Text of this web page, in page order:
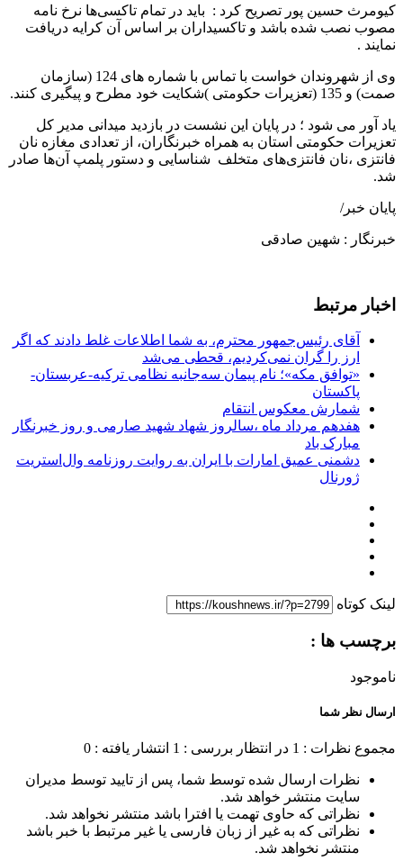
کیومرث حسین پور تصریح کرد : باید در تمام تاکسی‌ها نرخ نامه
مصوب نصب شده باشد و تاکسیداران بر اساس آن کرایه دریافت
نمایند .
وی از شهروندان خواست با تماس با شماره های 124 (سازمان
صمت) و 135 (تعزیرات حکومتی )شکایت خود مطرح و پیگیری کنند.
یاد آور می شود ؛ در پایان این نشست در بازدید میدانی مدیر کل
تعزیرات حکومتی استان به همراه خبرنگاران، از تعدادی مغازه نان
فانتزی ،نان فانتزی‌های متخلف شناسایی و دستور پلمپ آن‌ها صادر
شد.
پایان خبر/
خبرنگار : شهین صادقی
اخبار مرتبط
آقای رئیس‌جمهور محترم، به شما اطلاعات غلط دادند که اگر
ارز را گران نمی‌کردیم، قحطی می‌شد
«توافق مکه»؛ نام پیمان سه‌جانبه نظامی ترکیه-عربستان-
پاکستان
شمارش معکوس انتقام
هفدهم مرداد ماه ،سالروز شهاد شهید صارمی و روز خبرنگار
مبارک باد
دشمنی عمیق امارات با ایران به روایت روزنامه وال‌استریت
ژورنال
لینک کوتاه
برچسب ها :
ناموجود
ارسال نظر شما
مجموع نظرات : 1 در انتظار بررسی : 1 انتشار یافته : 0
نظرات ارسال شده توسط شما، پس از تایید توسط مدیران
سایت منتشر خواهد شد.
نظراتی که حاوی تهمت یا افترا باشد منتشر نخواهد شد.
نظراتی که به غیر از زبان فارسی یا غیر مرتبط با خبر باشد
منتشر نخواهد شد.